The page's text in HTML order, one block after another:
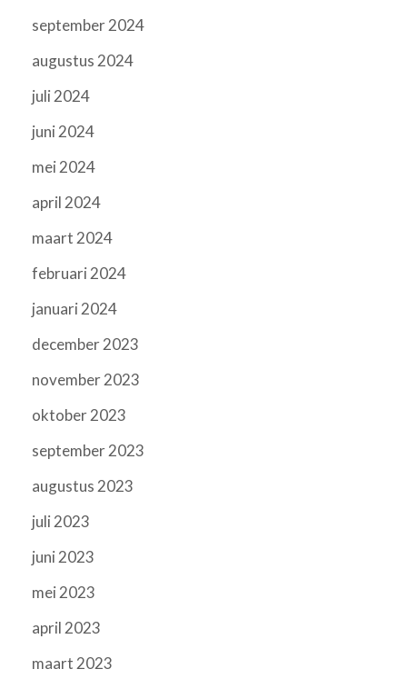
september 2024
augustus 2024
juli 2024
juni 2024
mei 2024
april 2024
maart 2024
februari 2024
januari 2024
december 2023
november 2023
oktober 2023
september 2023
augustus 2023
juli 2023
juni 2023
mei 2023
april 2023
maart 2023